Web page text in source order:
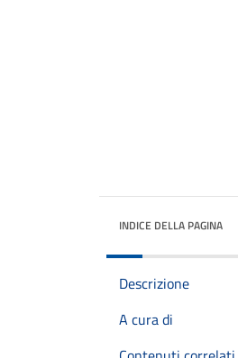
INDICE DELLA PAGINA
Descrizione
A cura di